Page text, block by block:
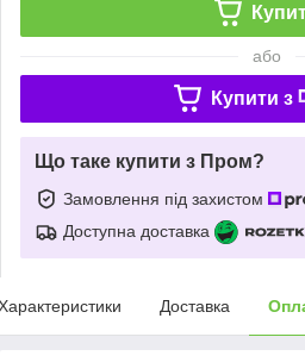
або
Купити з
Що таке купити з Пром?
Замовлення під захистом
Доступна доставка
Доставка